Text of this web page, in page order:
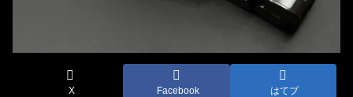
X Facebook はてブ